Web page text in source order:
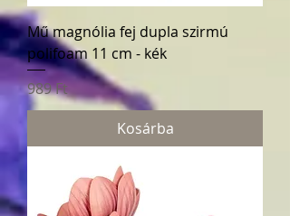
Mű magnólia fej dupla szirmú
polifoam 11 cm - kék
Ár
989 Ft
Kosárba